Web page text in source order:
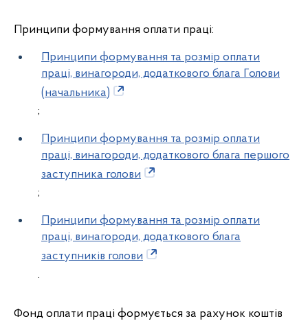
Принципи формування оплати праці:
Принципи формування та розмір оплати
праці, винагороди, додаткового блага Голови
(начальника)
;
Принципи формування та розмір оплати
праці, винагороди, додаткового блага першого
заступника голови
;
Принципи формування та розмір оплати
праці, винагороди, додаткового блага
заступників голови
.
Фонд оплати праці формується за рахунок коштів